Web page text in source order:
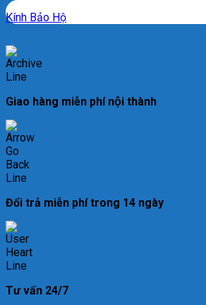
Kính Bảo Hộ
Giao hàng miễn phí nội thành
Đổi trả miễn phí trong 14 ngày
Tư vấn 24/7